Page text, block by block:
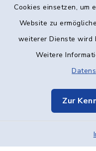
Cookies einsetzen, um
Website zu
weiterer Dienste wird
Weitere
Zur